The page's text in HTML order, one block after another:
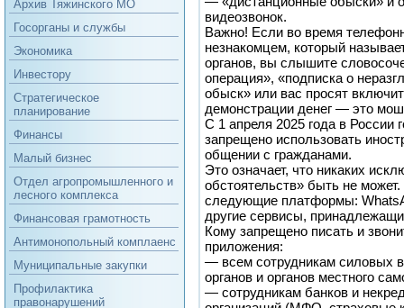
Архив Тяжинского МО
Госорганы и службы
Экономика
Инвестору
Стратегическое
планирование
Финансы
Малый бизнес
Отдел агропромышленного и
лесного комплекса
Финансовая грамотность
Антимонопольный комплаенс
Муниципальные закупки
Профилактика
правонарушений
видеозвонок.
Важно! Если во время
незнакомцем, который
органов, вы слышите
операция», «подписка о
обыск» или вас просят
демонстрации денег — это
С 1 апреля 2025 года в России
запрещено использовать
общении с гражданами.
Это означает, что никаких
обстоятельств» быть не
следующие платформы:
другие сервисы,
Кому запрещено писать и
приложения:
— всем сотрудникам силовых
органов и органов местного
— сотрудникам банков и